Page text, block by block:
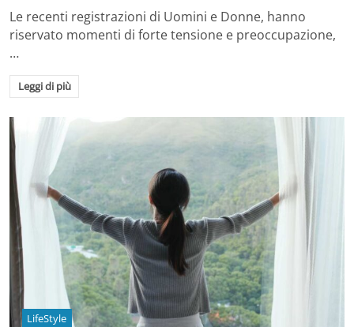
Le recenti registrazioni di Uomini e Donne, hanno
riservato momenti di forte tensione e preoccupazione,
…
Leggi di più
LifeStyle